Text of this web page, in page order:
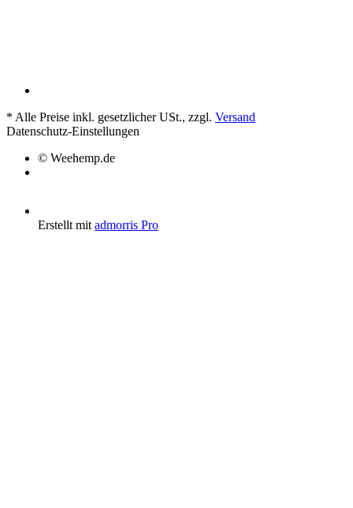
* Alle Preise inkl. gesetzlicher USt., zzgl. Versand
Datenschutz-Einstellungen
© Weehemp.de
Erstellt mitadmorris Pro